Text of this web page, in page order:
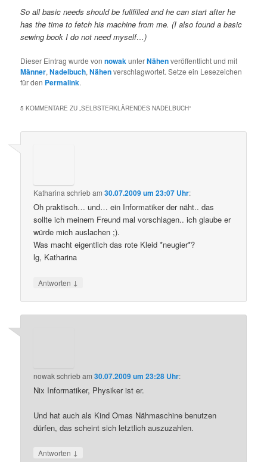
So all basic needs should be fullfilled and he can start after he
has the time to fetch his machine from me. (I also found a basic
sewing book I do not need myself…)
Dieser Eintrag wurde vonnowakunterNähenveröffentlicht und mit
Männer,Nadelbuch,Nähenverschlagwortet. Setze ein Lesezeichen
für den Permalink.
5 KOMMENTARE ZU „SELBSTERKLÄRENDES NADELBUCH“
Katharina schriebam30.07.2009 um 23:07 Uhr:
Oh praktisch… und… ein Informatiker der näht.. das
sollte ich meinem Freund mal vorschlagen.. ich glaube er
würde mich auslachen ;).
Was macht eigentlich das rote Kleid *neugier*?
lg, Katharina
Antworten ↓
nowakschriebam30.07.2009 um 23:28 Uhr:
Nix Informatiker, Physiker ist er.
Und hat auch als Kind Omas Nähmaschine benutzen
dürfen, das scheint sich letztlich auszuzahlen.
Antworten ↓